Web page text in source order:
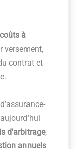
à
versement,
contrat et
d’arbitrage,
annuels